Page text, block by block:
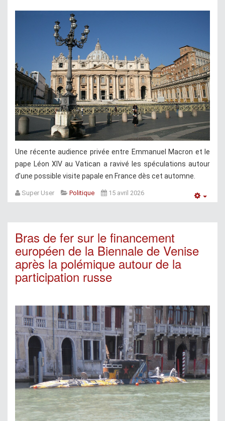
Une récente audience privée entre Emmanuel Macron et le
pape Léon XIV au Vatican a ravivé les spéculations autour
d’une possible visite papale en France dès cet automne.
Super User Politique 15 avril 2026
Bras de fer sur le financement
européen de la Biennale de Venise
après la polémique autour de la
participation russe